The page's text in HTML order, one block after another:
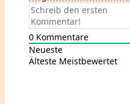
0 Kommentare
Neueste
Älteste Meistbewertet